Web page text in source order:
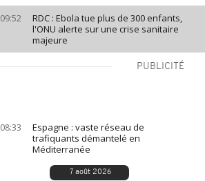
09:52
RDC : Ebola tue plus de 300 enfants,
l'ONU alerte sur une crise sanitaire
majeure
PUBLICITÉ
08:33
Espagne : vaste réseau de
trafiquants démantelé en
Méditerranée
7 août 2026